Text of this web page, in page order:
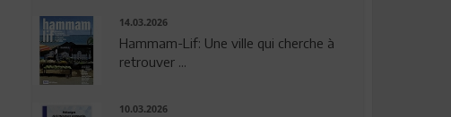
14.03.2026
Hammam-Lif: Une ville qui cherche à
retrouver ...
10.03.2026